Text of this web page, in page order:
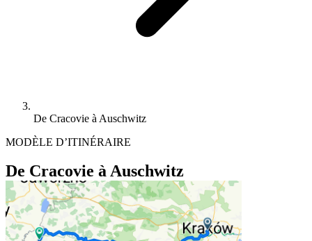
De Cracovie à Auschwitz
MODÈLE D’ITINÉRAIRE
De Cracovie à Auschwitz